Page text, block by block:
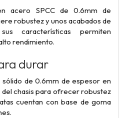
acero SPCC de 0.6mm de
robustez y unos acabados de
características permiten
rendimiento.
durar
de 0.6mm de espesor en
chasis para ofrecer robustez
cuentan con base de goma